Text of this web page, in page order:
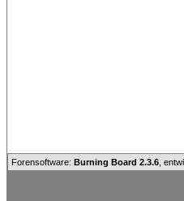
Forensoftware: Burning Board 2.3.6 ,